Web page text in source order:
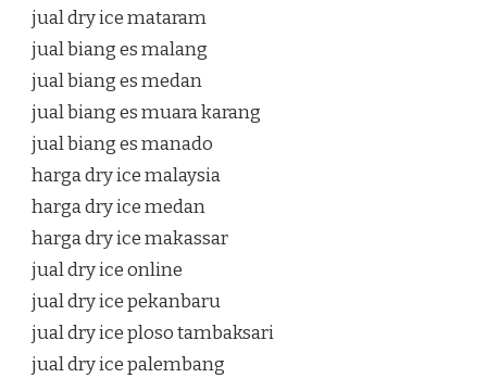
jual dry ice mataram
jual biang es malang
jual biang es medan
jual biang es muara karang
jual biang es manado
harga dry ice malaysia
harga dry ice medan
harga dry ice makassar
jual dry ice online
jual dry ice pekanbaru
jual dry ice ploso tambaksari
jual dry ice palembang